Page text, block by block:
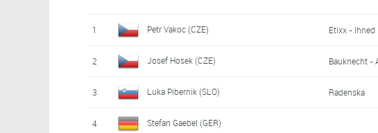
1 Petr Vakoc (CZE) Etixx - Ihned
2 Josef Hosek (CZE) Bauknecht -
3 Luka Pibernik (SLO) Radenska
4 Stefan Gaebel (GER)